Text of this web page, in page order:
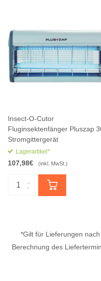
Insect-O-Cutor
Fluginsektenfänger Pluszap
Stromgittergerät
Lagerartikel*
107,98€ (inkl. MwSt.)
*Gilt für Lieferungen
Berechnung des